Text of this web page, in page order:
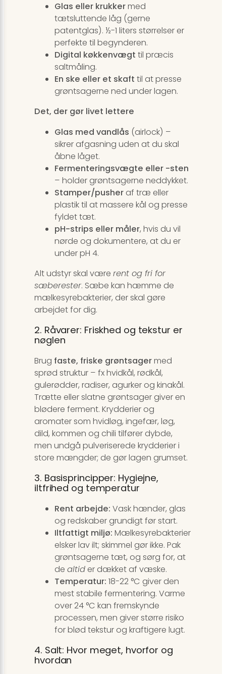
Glas eller krukkermed
tætsluttende låg (gerne
patentglas). ½-1 liters størrelser er
perfekte til begynderen.
Digital køkkenvægt til præcis
saltmåling.
En ske eller et skaft til at presse
grøntsagerne ned under lagen.
Det, der gør livet lettere
Glas med vandlås (airlock) –
sikrer afgasning uden at du skal
åbne låget.
Fermenteringsvægte eller -sten
– holder grøntsagerne neddykket.
Stamper/pusheraf træ eller
plastik til at massere kål og presse
fyldet tæt.
pH-strips eller måler, hvis du vil
nørde og dokumentere, at du er
under pH 4.
Alt udstyr skal være rent og fri for
sæberester. Sæbe kan hæmme de
mælkesyrebakterier, der skal gøre
arbejdet for dig.
2. Råvarer: Friskhed og tekstur er
nøglen
Brug faste, friske grøntsagermed
sprød struktur – fx hvidkål, rødkål,
gulerødder, radiser, agurker og kinakål.
Trætte eller slatne grøntsager giver en
blødere ferment. Krydderier og
aromater som hvidløg, ingefær, løg,
dild, kommen og chili tilfører dybde,
men undgå pulveriserede krydderier i
store mængder; de gør lagen grumset.
3. Basisprincipper: Hygiejne,
iltfrihed og temperatur
Rent arbejde: Vask hænder, glas
og redskaber grundigt før start.
Iltfattigt miljø: Mælkesyrebakterier
elsker lav ilt; skimmel gør ikke. Pak
grøntsagerne tæt, og sørg for, at
de altider dækket af væske.
Temperatur: 18-22 °C giver den
mest stabile fermentering. Varme
over 24 °C kan fremskynde
processen, men giver større risiko
for blød tekstur og kraftigere lugt.
4. Salt: Hvor meget, hvorfor og
hvordan